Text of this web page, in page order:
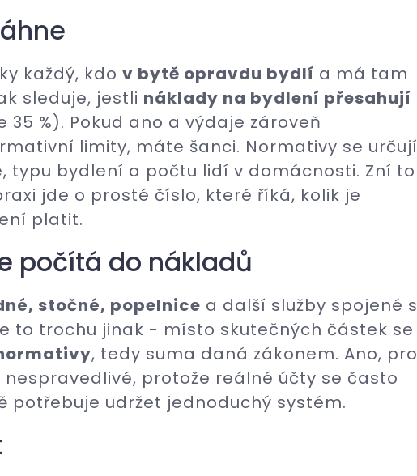
každý, kdo v bytě opravdu bydlí a má tam
sleduje, jestli náklady na bydlení přesahují
35 %). Pokud ano a výdaje zároveň
limity, máte šanci. Normativy se určují
typu bydlení a počtu lidí v domácnosti. Zní to
jde o prosté číslo, které říká, kolik je
platit.
počítá do nákladů
stočné, popelnice a další služby spojené s
to trochu jinak - místo skutečných částek se
, tedy suma daná zákonem. Ano, pro
protože reálné účty se často
potřebuje udržet jednoduchý systém.